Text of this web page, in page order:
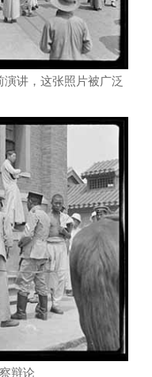
讲，这张照片被广泛
辩论